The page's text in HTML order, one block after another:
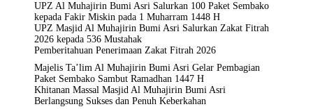
UPZ Al Muhajirin Bumi Asri Salurkan 100 Paket Sembako
kepada Fakir Miskin pada 1 Muharram 1448 H
UPZ Masjid Al Muhajirin Bumi Asri Salurkan Zakat Fitrah
2026 kepada 536 Mustahak
Pemberitahuan Penerimaan Zakat Fitrah 2026
Majelis Ta’lim Al Muhajirin Bumi Asri Gelar Pembagian
Paket Sembako Sambut Ramadhan 1447 H
Khitanan Massal Masjid Al Muhajirin Bumi Asri
Berlangsung Sukses dan Penuh Keberkahan